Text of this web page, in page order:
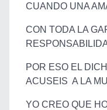
CUANDO UNA
CON TODA LA
POR ESO EL
ACUSEIS A LA
YO CREO QUE